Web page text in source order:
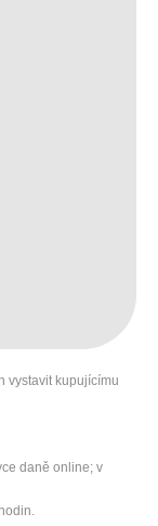
vystavit kupujícímu
daně online; v